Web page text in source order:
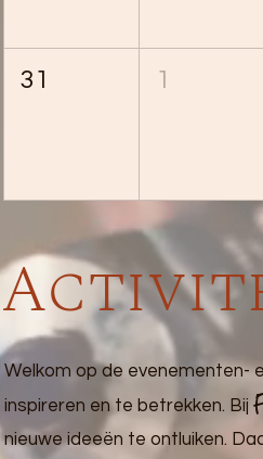
31 1
Welkom op de evenementen-
inspireren en te betrekken. Bij
nieuwe ideeën te ontluiken.